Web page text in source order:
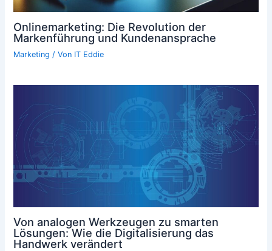
Onlinemarketing: Die Revolution der
Markenführung und Kundenansprache
Marketing / Von IT Eddie
Von analogen Werkzeugen zu smarten
Lösungen: Wie die Digitalisierung das
Handwerk verändert